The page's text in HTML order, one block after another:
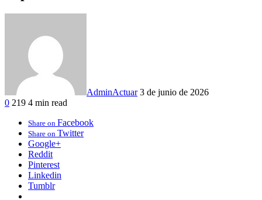
AdminActuar 3 de junio de 2026
0 219 4 min read
Share on Facebook
Share on Twitter
Google+
Reddit
Pinterest
Linkedin
Tumblr